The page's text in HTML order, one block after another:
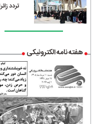
تردد
هفته نامه الکترونیکی